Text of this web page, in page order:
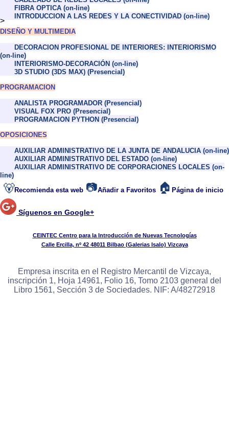
FIBRA OPTICA (on-line)
INTRODUCCION A LAS REDES Y LA CONECTIVIDAD (on-line)
DISEÑO Y MULTIMEDIA
DECORACION PROFESIONAL DE INTERIORES: INTERIORISMO
(on-line)
INTERIORISMO-DECORACIÓN (on-line)
3D STUDIO (3DS MAX) (Presencial)
PROGRAMACION
ANALISTA PROGRAMADOR (Presencial)
VISUAL FOX PRO (Presencial)
PROGRAMACION PYTHON (Presencial)
OPOSICIONES
AUXILIAR ADMINISTRATIVO DE LA JUNTA DE ANDALUCIA (on-line)
AUXILIAR ADMINISTRATIVO DEL ESTADO (on-line)
AUXILIAR ADMINISTRATIVO DE CORPORACIONES LOCALES (on-
line)
🐻Recomienda esta web 📷Añadir a Favoritos 🏠 Página de inicio
Síguenos en Google+
CEINTEC Centro para la Introducción de Nuevas Tecnologías
Calle Ercilla, nº 42 48011 Bilbao (Galerias Isalo) Vizcaya
Empresa inscrita en el Registro Mercantil de Vizcaya,
inscripción 1, Hoja 14961, Folio 16, Tomo 2103 general del
Libro 1561, Sección 3 de Sociedades. NIF: A/48272918
>